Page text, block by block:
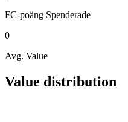
FC-poäng Spenderade
0
Avg. Value
Value distribution